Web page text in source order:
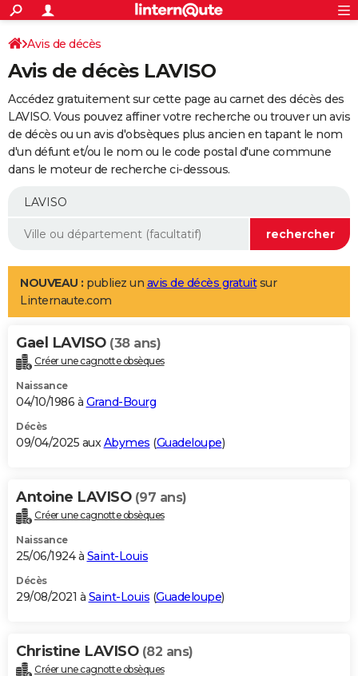
ACTUALITÉS
Politique
Société
Faits Divers
Education
Monde
Villes
+
SPORT
Coupe du monde 2026
Football
Tennis
Cyclisme
Rugby
Forum
Programme TV
TNTStreaming
Cinéma
Sorties cinéma
Musique
+
FINANCE
Retraite
Impôts
Epargne
Immobilier
Risques naturels par ville
Banque
Assurance
Crédit
AUTO
Essais
Réserver un essai
Citadines
Berlines
SUV
Forum auto
+
Mobiles
Meilleur smartphone
Internet
Ordinateurs
Jeux vidéo
Guide high-tech
Aménagement intérieur
LIFESTYLE
Art de vivre
Bien-être
Loisirs
Mode
Modes de vie
Alimentation
Guide de la santé
Maladies
Médicaments
Sommeil
VOYAGE
Destinations
City break
Voyage nature
Voyage de noces
Forum
Climat
+PHOTO
GUIDES D'ACHAT
BONS PLANS
Carte de Noël
Carte Bonne année
Carte Saint-Valentin
Carte Pâques
Carte d'anniversaire
DICTIONNAIRE
Dictionnaire
Biographies
Citations
Expressions
Proverbes
PROGRAMME TV
S'inscrire
Se connecter
Lycées
Collèges
Primaires
Universités
Entreprises
Service militaire
Avis de recherche
AVIS DE DÉCÈS
Bricolage
Lifestyle
Culture
Sport
Auto
Television
Voyage
Cinema
Avis de décès
Avis de décès LAVISO
Accédez gratuitement sur cette page au carnet des décès des
LAVISO. Vous pouvez affiner votre recherche ou trouver un avis
de décès ou un avis d'obsèques plus ancien en tapant le nom
d'un défunt et/ou le nom ou le code postal d'une commune
dans le moteur de recherche ci-dessous.
NOUVEAU : publiez un avis de décès gratuitsur
Linternaute.com
Gael LAVISO (38 ans)
Créer une cagnotte obsèques
Naissance
04/10/1986 à Grand-Bourg
Décès
09/04/2025 auxAbymes (Guadeloupe)
Antoine LAVISO (97 ans)
Créer une cagnotte obsèques
Naissance
25/06/1924 à Saint-Louis
Décès
29/08/2021 à Saint-Louis (Guadeloupe)
Christine LAVISO (82 ans)
Créer une cagnotte obsèques